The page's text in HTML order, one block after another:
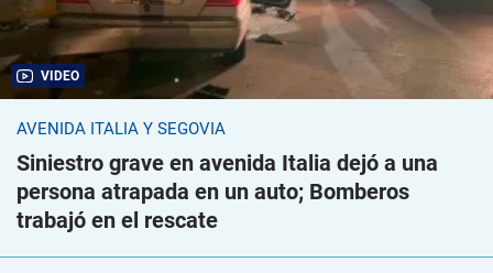
VIDEO
AVENIDA ITALIA Y SEGOVIA
Siniestro grave en avenida Italia dejó a una
persona atrapada en un auto; Bomberos
trabajó en el rescate